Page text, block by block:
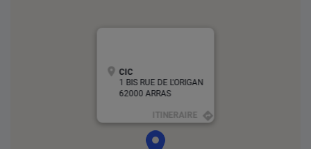
CIC
1 BIS RUE DE L'ORIGAN
62000 ARRAS
ITINERAIRE